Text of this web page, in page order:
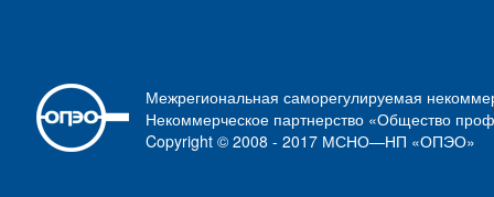
Межрегиональная саморегулируемая
Некоммерческое партнерство «Общество
Copyright © 2008 - 2017 МСНО—НП «ОПЭО»